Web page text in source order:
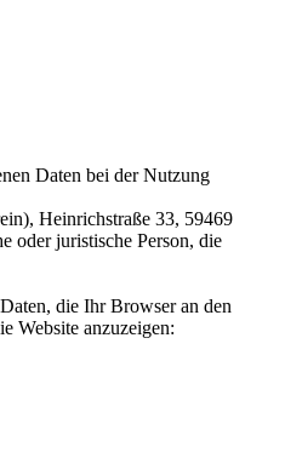
Daten bei der Nutzung
Heinrichstraße 33, 59469
oder juristische Person, die
die Ihr Browser an den
Website anzuzeigen: